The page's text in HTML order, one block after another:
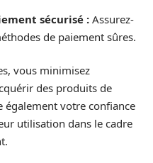
sécurisé : Assurez-
de paiement sûres.
vous minimisez
des produits de
également votre confiance
utilisation dans le cadre